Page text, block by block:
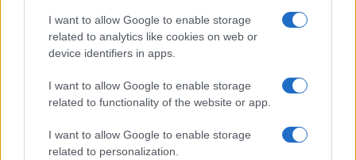
I want to allow Google to enable storage
related to analytics like cookies on web or
device identifiers in apps.
I want to allow Google to enable storage
related to functionality of the website or app.
I want to allow Google to enable storage
related to personalization.
Matteo Pellegrino · 8 Ago 2026
BELLEZZA